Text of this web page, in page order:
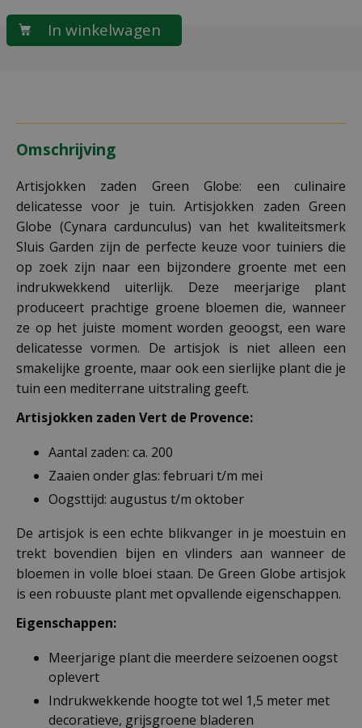
Omschrijving
Artisjokken zaden Green Globe: een culinaire
delicatesse voor je tuin. Artisjokken zaden Green
Globe (Cynara cardunculus) van het kwaliteitsmerk
Sluis Garden zijn de perfecte keuze voor tuiniers die
op zoek zijn naar een bijzondere groente met een
indrukwekkend uiterlijk. Deze meerjarige plant
produceert prachtige groene bloemen die, wanneer
ze op het juiste moment worden geoogst, een ware
delicatesse vormen. De artisjok is niet alleen een
smakelijke groente, maar ook een sierlijke plant die je
tuin een mediterrane uitstraling geeft.
Artisjokken zaden Vert de Provence:
Aantal zaden: ca. 200
Zaaien onder glas: februari t/m mei
Oogsttijd: augustus t/m oktober
De artisjok is een echte blikvanger in je moestuin en
trekt bovendien bijen en vlinders aan wanneer de
bloemen in volle bloei staan. De Green Globe artisjok
is een robuuste plant met opvallende eigenschappen.
Eigenschappen:
Meerjarige plant die meerdere seizoenen oogst
oplevert
Indrukwekkende hoogte tot wel 1,5 meter met
decoratieve, grijsgroene bladeren